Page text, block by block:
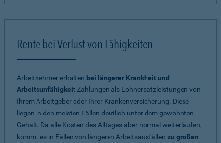
Rente bei Verlust von Fähigkeiten
Arbeitnehmer erhalten bei längerer Krankheit und
ArbeitsunfähigkeitZahlungen als Lohnersatzleistungen von
Ihrem Arbeitgeber oder Ihrer Krankenversicherung. Diese
liegen in den meisten Fällen deutlich unter dem gewohnten
Gehalt. Da alle Kosten des Alltages aber normal weiterlaufen,
kommt es in Fällen von längeren Arbeitsausfällen zu großen